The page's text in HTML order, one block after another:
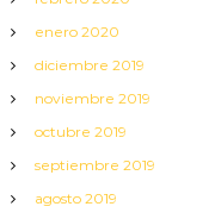
enero 2020
diciembre 2019
noviembre 2019
octubre 2019
septiembre 2019
agosto 2019